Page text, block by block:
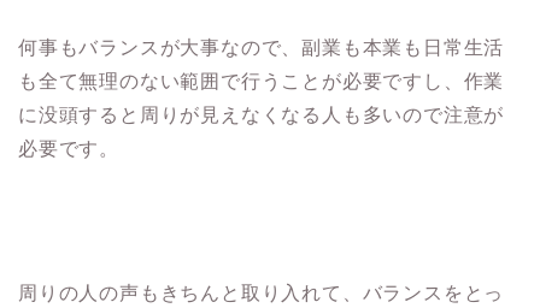
何事もバランスが大事なので、副業も本業も日常生活
も全て無理のない範囲で行うことが必要ですし、作業
に没頭すると周りが見えなくなる人も多いので注意が
必要です。
周りの人の声もきちんと取り入れて、バランスをとっ